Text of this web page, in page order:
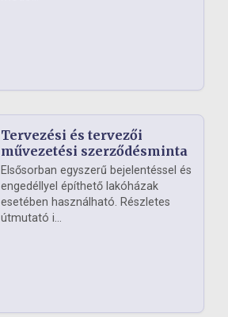
Tervezési és tervezői
művezetési szerződésminta
Elsősorban egyszerű bejelentéssel és
engedéllyel építhető lakóházak
esetében használható. Részletes
útmutató i...